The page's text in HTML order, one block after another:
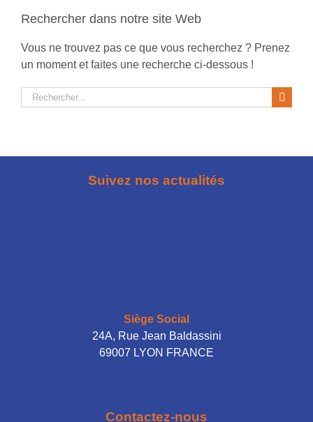
Rechercher dans notre site Web
Vous ne trouvez pas ce que vous recherchez ? Prenez
un moment et faites une recherche ci-dessous !
Rechercher:
Suivez nos actualités
Siège Social
24A, Rue Jean Baldassini
69007 LYON FRANCE
Contactez-nous